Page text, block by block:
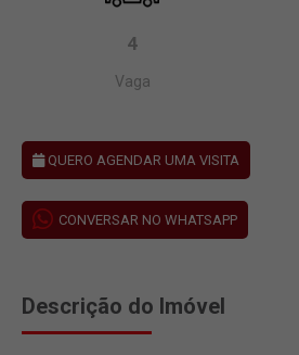
4
Vaga
QUERO AGENDAR UMA VISITA
CONVERSAR NO WHATSAPP
Descrição do Imóvel